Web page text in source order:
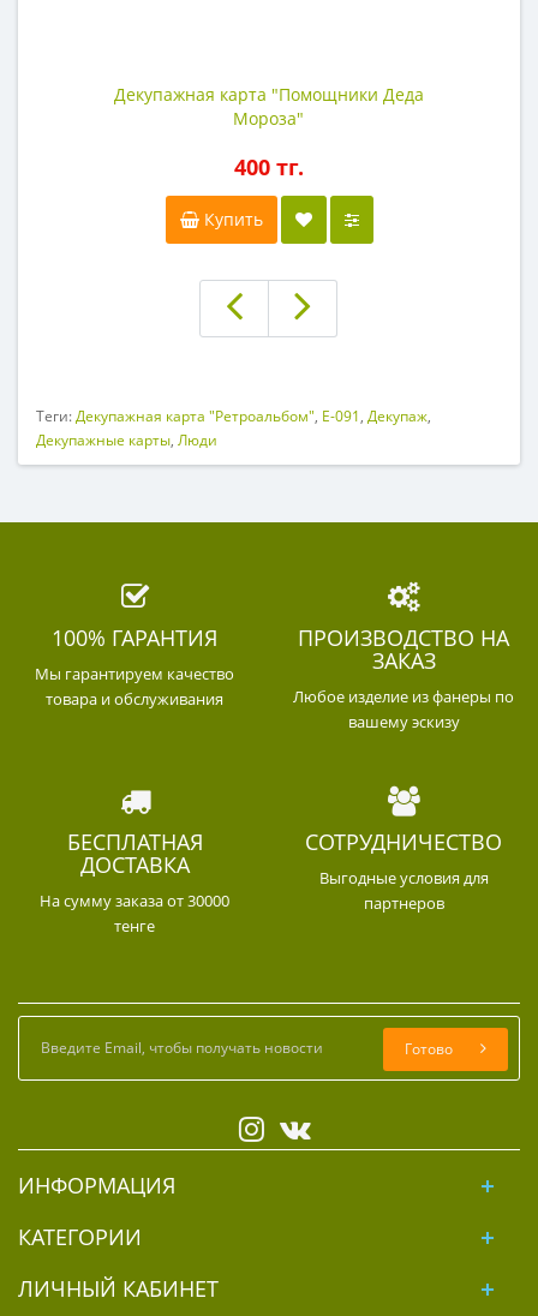
Декупажная карта "Помощники Деда
Мороза"
400 тг.
Купить
Теги:Декупажная карта "Ретроальбом", E-091, Декупаж,
Декупажные карты, Люди
100% ГАРАНТИЯ
Мы гарантируем качество
товара и обслуживания
ПРОИЗВОДСТВО НА
ЗАКАЗ
Любое изделие из фанеры по
вашему эскизу
БЕСПЛАТНАЯ
ДОСТАВКА
На сумму заказа от 30000
тенге
СОТРУДНИЧЕСТВО
Выгодные условия для
партнеров
Готово
ИНФОРМАЦИЯ
КАТЕГОРИИ
ЛИЧНЫЙ КАБИНЕТ